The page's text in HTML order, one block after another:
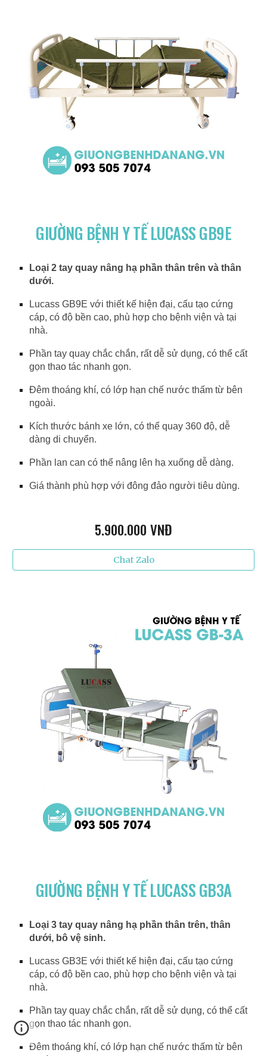
GIƯỜNG BỆNH Y TẾ LUCASS GB9E
Loại 2 tay quay nâng hạ phần thân trên và thân
dưới.
Lucass GB9E với thiết kế hiện đại, cấu tạo cứng
cáp, có độ bền cao, phù hợp cho bệnh viện và tại
nhà.
Phần tay quay chắc chắn, rất dễ sử dụng, có thể cất
gọn thao tác nhanh gọn.
Đêm thoáng khí, có lớp hạn chế nước thấm từ bên
ngoài.
Kích thước bánh xe lớn, có thể quay 360 độ, dễ
dàng di chuyển.
Phần lan can có thể nâng lên hạ xuống dễ dàng.
Giá thành phù hợp với đông đảo người tiêu dùng.
5.900.000 VNĐ
Chat Zalo
GIƯỜNG BỆNH Y TẾ LUCASS GB3A
Loại 3 tay quay nâng hạ phần thân trên, thân
dưới, bô vệ sinh.
Lucass GB3E với thiết kế hiện đại, cấu tạo cứng
cáp, có độ bền cao, phù hợp cho bệnh viện và tại
nhà.
Phần tay quay chắc chắn, rất dễ sử dụng, có thể cất
gọn thao tác nhanh gọn.
Đêm thoáng khí, có lớp hạn chế nước thấm từ bên